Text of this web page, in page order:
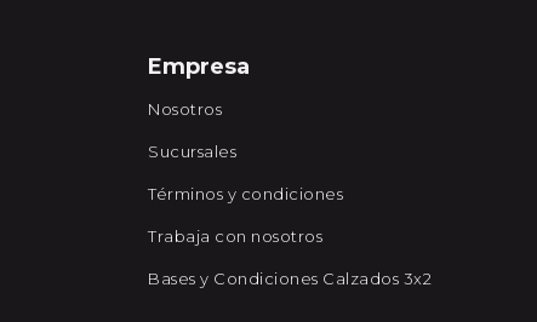
Empresa
Nosotros
Sucursales
Términos y condiciones
Trabaja con nosotros
Bases y Condiciones Calzados 3x2